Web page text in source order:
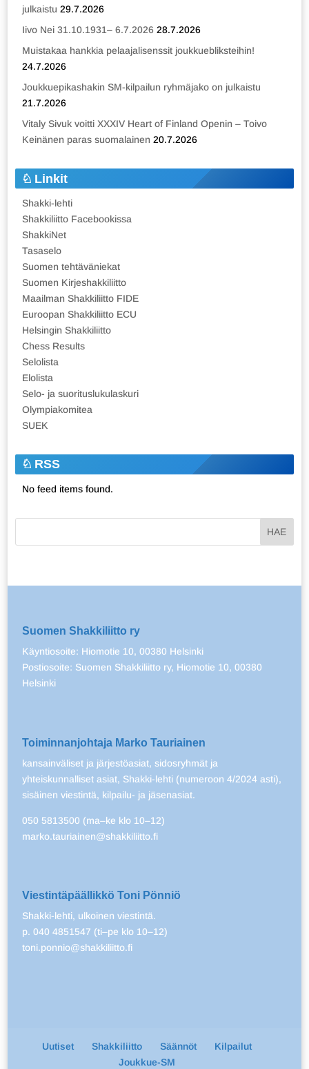
julkaistu 29.7.2026
Iivo Nei 31.10.1931– 6.7.2026 28.7.2026
Muistakaa hankkia pelaajalisenssit joukkuebliksteihin!
24.7.2026
Joukkuepikashakin SM-kilpailun ryhmäjako on julkaistu
21.7.2026
Vitaly Sivuk voitti XXXIV Heart of Finland Openin – Toivo
Keinänen paras suomalainen 20.7.2026
Linkit
Shakki-lehti
Shakkiliitto Facebookissa
ShakkiNet
Tasaselo
Suomen tehtäväniekat
Suomen Kirjeshakkiliitto
Maailman Shakkiliitto FIDE
Euroopan Shakkiliitto ECU
Helsingin Shakkiliitto
Chess Results
Selolista
Elolista
Selo- ja suorituslukulaskuri
Olympiakomitea
SUEK
RSS
No feed items found.
Suomen Shakkiliitto ry
Käyntiosoite: Hiomotie 10, 00380 Helsinki
Postiosoite: Suomen Shakkiliitto ry, Hiomotie 10, 00380
Helsinki
Toiminnanjohtaja Marko Tauriainen
kansainväliset ja järjestöasiat, sidosryhmät ja
yhteiskunnalliset asiat, Shakki-lehti (numeroon 4/2024 asti),
sisäinen viestintä, kilpailu- ja jäsenasiat.
050 5813500 (ma–ke klo 10–12)
marko.tauriainen@shakkiliitto.fi
Viestintäpäällikkö Toni Pönniö
Shakki-lehti, ulkoinen viestintä.
p. 040 4851547 (ti–pe klo 10–12)
toni.ponnio@shakkiliitto.fi
Uutiset Shakkiliitto Säännöt
Kilpailut
Joukkue-SM